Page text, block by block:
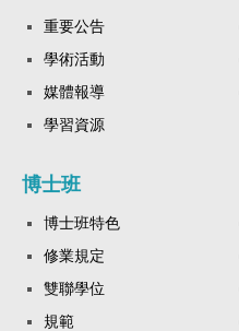
重要公告
學術活動
媒體報導
學習資源
博士班
博士班特色
修業規定
雙聯學位
規範